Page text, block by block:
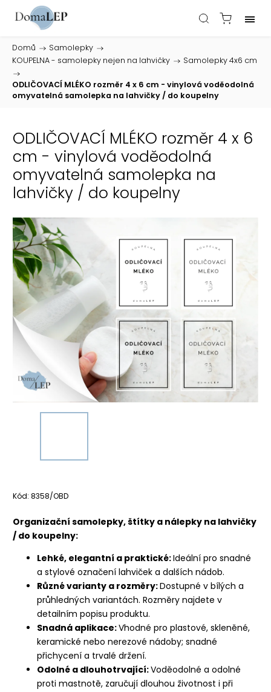
Domů / Samolepky /
KOUPELNA - samolepky nejen na lahvičky /
Samolepky 4x6 cm
/
ODLIČOVACÍ MLÉKO rozměr 4 x 6 cm - vinylová voděodolná
omyvatelná samolepka na lahvičky / do koupelny
ODLIČOVACÍ MLÉKO rozměr 4 x 6
cm - vinylová voděodolná
omyvatelná samolepka na
lahvičky / do koupelny
Kód: 8358/OBD
Organizační samolepky, štítky a nálepky na lahvičky
/ do koupelny:
Lehké, elegantní a praktické:Ideální pro snadné
a stylové označení lahviček a dalších nádob.
Různé varianty a rozměry:Dostupné v bílých a
průhledných variantách. Rozměry najdete v
detailním popisu produktu.
Snadná aplikace:Vhodné pro plastové, skleněné,
keramické nebo nerezové nádoby; snadné
přichycení a trvalé držení.
Odolné a dlouhotrvající:Voděodolné a odolné
proti mastnotě, zaručují dlouhou životnost i při